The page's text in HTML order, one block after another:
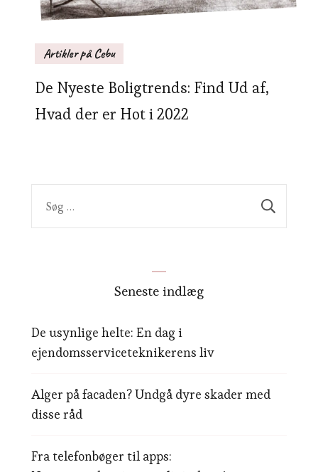
Artikler på Cebu
De Nyeste Boligtrends: Find Ud af,
Hvad der er Hot i 2022
efter:
Seneste indlæg
De usynlige helte: En dag i
ejendomsserviceteknikerens liv
Alger på facaden? Undgå dyre skader med
disse råd
Fra telefonbøger til apps: